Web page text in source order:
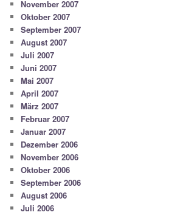
November 2007
Oktober 2007
September 2007
August 2007
Juli 2007
Juni 2007
Mai 2007
April 2007
März 2007
Februar 2007
Januar 2007
Dezember 2006
November 2006
Oktober 2006
September 2006
August 2006
Juli 2006